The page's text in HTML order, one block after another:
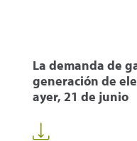
La demanda de
generación de
ayer, 21 de junio